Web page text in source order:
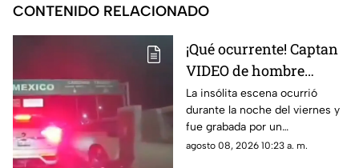
CONTENIDO RELACIONADO
¡Qué ocurrente! Captan
VIDEO de hombre
gateando sobre el
puente libre para
intentar cruzar a
Estados Unidos
La insólita escena ocurrió
durante la noche del viernes y
fue grabada por un
automovilista que transitaba
agosto 08, 2026 10:23 a. m.